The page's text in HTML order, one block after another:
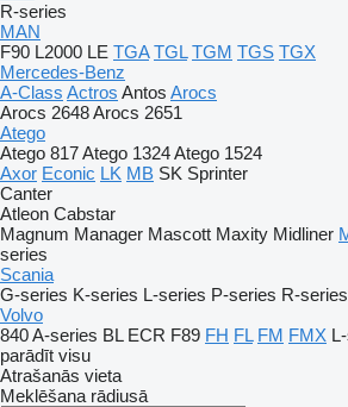
R-series
MAN
F90 L2000 LE TGA TGL TGM TGS TGX
Mercedes-Benz
A-Class Actros Antos Arocs
Arocs 2648Arocs 2651
Atego
Atego 817Atego 1324Atego 1524
Axor Econic LK MB SK Sprinter
Canter
Atleon Cabstar
Magnum Manager Mascott Maxity Midliner
series
Scania
G-series K-series L-series P-series R-series
Volvo
840A-series BL ECR F89 FH FL FM FMX
parādīt visu
Atrašanās vieta
Meklēšana rādiusā